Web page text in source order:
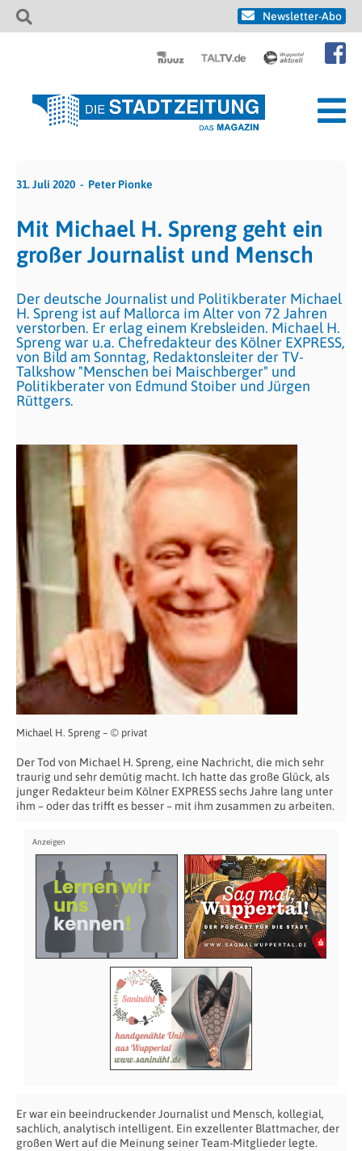
Newsletter-Abo
31. Juli 2020 Peter Pionke
Mit Michael H. Spreng geht ein
großer Journalist und Mensch
Der deutsche Journalist und Politikberater Michael
H. Spreng ist auf Mallorca im Alter von 72 Jahren
verstorben. Er erlag einem Krebsleiden. Michael H.
Spreng war u.a. Chefredakteur des Kölner EXPRESS,
von Bild am Sonntag, Redaktonsleiter der TV-
Talkshow "Menschen bei Maischberger" und
Politikberater von Edmund Stoiber und Jürgen
Rüttgers.
Michael H. Spreng – © privat
Der Tod von Michael H. Spreng, eine Nachricht, die mich sehr
traurig und sehr demütig macht. Ich hatte das große Glück, als
junger Redakteur beim Kölner EXPRESS sechs Jahre lang unter
ihm – oder das trifft es besser – mit ihm zusammen zu arbeiten.
Er war ein beeindruckender Journalist und Mensch, kollegial,
sachlich, analytisch intelligent. Ein exzellenter Blattmacher, der
großen Wert auf die Meinung seiner Team-Mitglieder legte.